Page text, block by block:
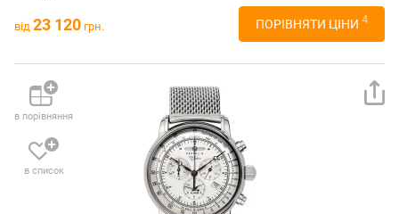
від 23 120 грн. ПОРІВНЯТИ ЦІНИ 4
в порівняння
в список